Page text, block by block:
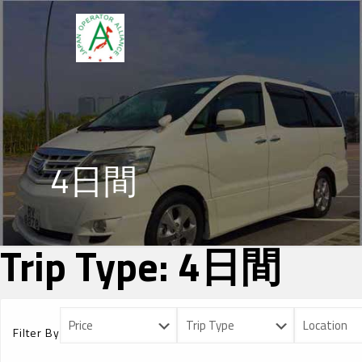
4日間
Trip Type:4日間
Filter By